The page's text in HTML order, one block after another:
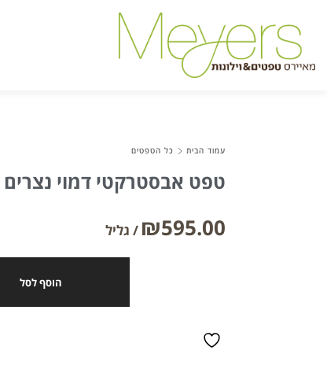
עמוד הבית כל הטפטים
טפט אבסטרקטי דמוי
₪595.00
הוסף לסל